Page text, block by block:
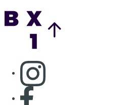
Consulter page Instagram
Consulter page Facebook